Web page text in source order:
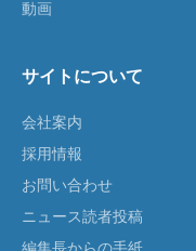
動画
サイトについて
会社案内
採用情報
お問い合わせ
ニュース読者投稿
編集長からの手紙